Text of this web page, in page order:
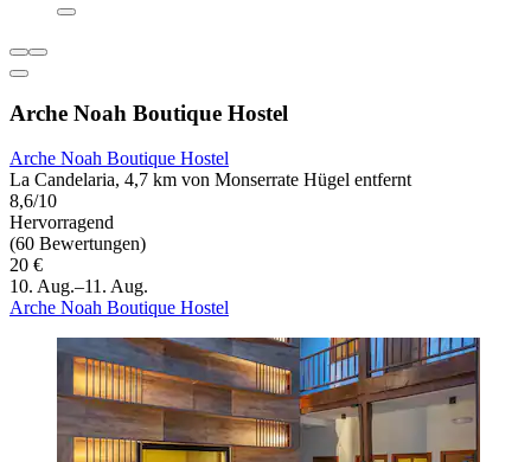
Arche Noah Boutique Hostel
Arche Noah Boutique Hostel
La Candelaria, 4,7 km von Monserrate Hügel entfernt
8,6/10
Hervorragend
(60 Bewertungen)
20 €
10. Aug.–11. Aug.
Arche Noah Boutique Hostel